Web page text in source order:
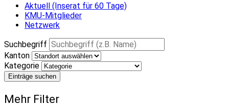
Aktuell (Inserat für 60 Tage)
KMU-Mitglieder
Netzwerk
Suchbegriff
Kanton
Kategorie
Einträge suchen
Mehr Filter